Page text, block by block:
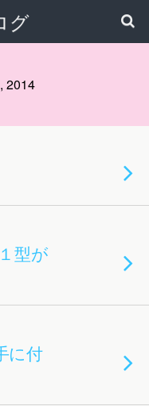
グ
2014
型が
に付